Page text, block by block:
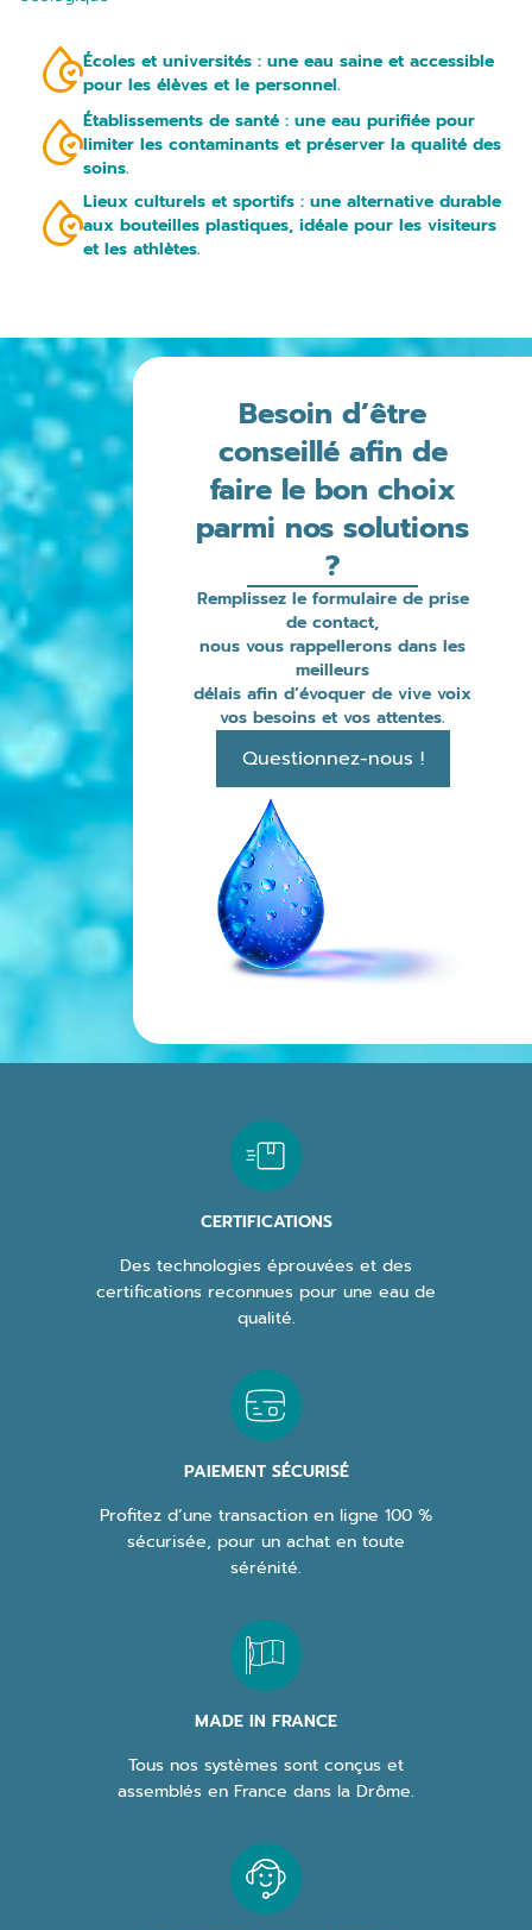
Écoles et universités : une eau saine et accessible
pour les élèves et le personnel.
Établissements de santé : une eau purifiée pour
limiter les contaminants et préserver la qualité des
soins.
Lieux culturels et sportifs : une alternative durable
aux bouteilles plastiques, idéale pour les visiteurs
et les athlètes.
Besoin d’être
conseillé afin de
faire le bon choix
parmi nos solutions
?
Remplissez le formulaire de prise
de contact,
nous vous rappellerons dans les
meilleurs
délais afin d’évoquer de vive voix
vos besoins et vos attentes.
Questionnez-nous !
CERTIFICATIONS
Des technologies éprouvées et des
certifications reconnues pour une eau de
qualité.
PAIEMENT SÉCURISÉ
Profitez d’une transaction en ligne 100 %
sécurisée, pour un achat en toute
sérénité.
MADE IN FRANCE
Tous nos systèmes sont conçus et
assemblés en France dans la Drôme.